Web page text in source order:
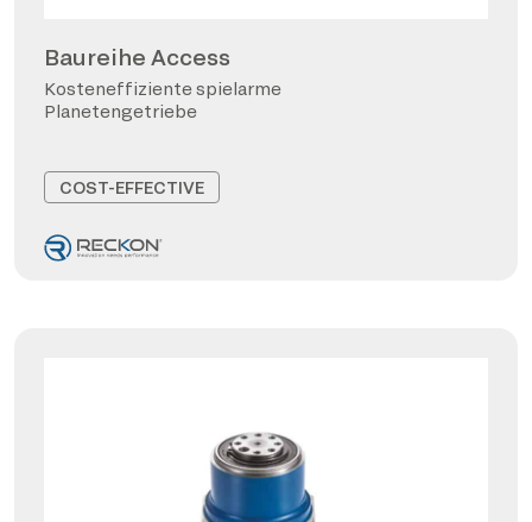
Baureihe Access
Kosteneffiziente spielarme
Planetengetriebe
COST-EFFECTIVE